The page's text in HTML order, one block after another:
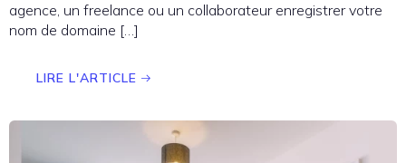
agence, un freelance ou un collaborateur enregistrer votre
nom de domaine […]
LIRE L'ARTICLE